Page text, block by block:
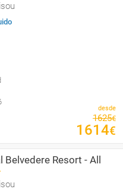
desde
1625€
1614€
Belvedere Resort - All